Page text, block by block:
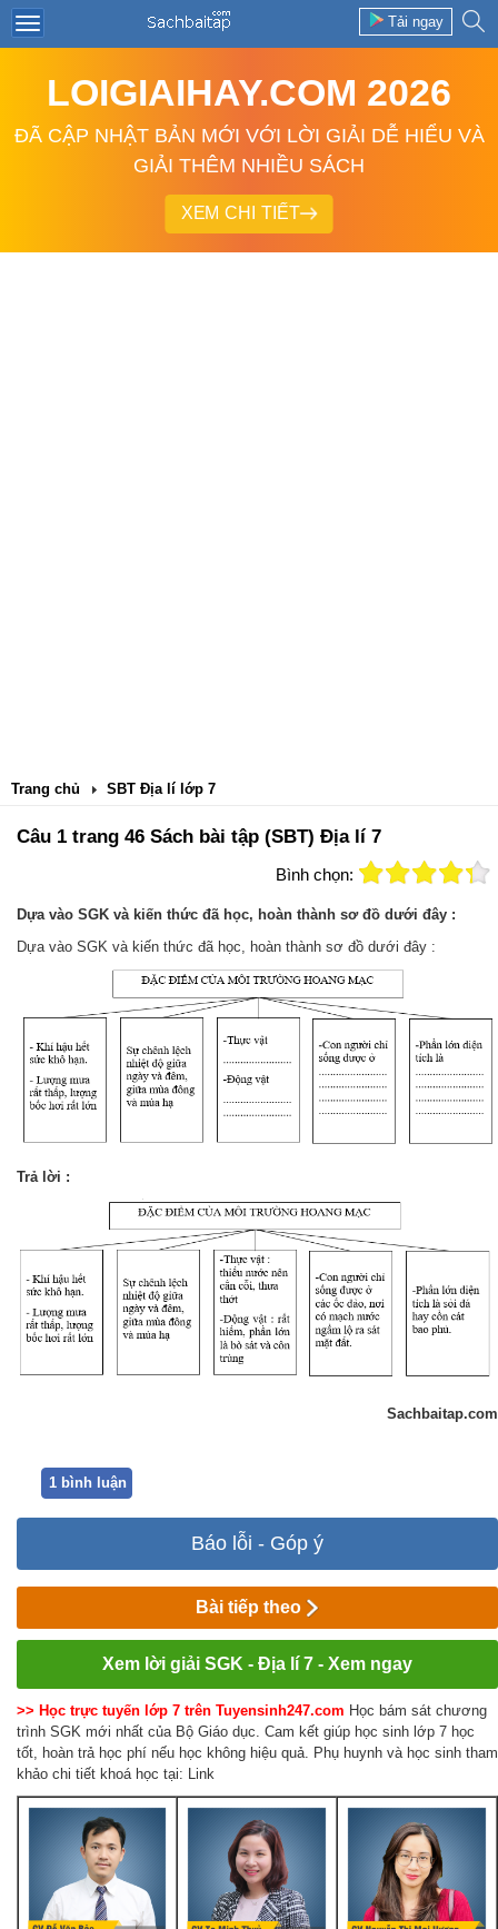
Tải ngay
LOIGIAIHAY.COM 2026
ĐÃ CẬP NHẬT BẢN MỚI VỚI LỜI GIẢI DỄ HIỂU VÀ
GIẢI THÊM NHIỀU SÁCH
XEM CHI TIẾT
Trang chủ SBT Địa lí lớp 7
Câu 1 trang 46 Sách bài tập (SBT) Địa lí 7
Bình chọn:
Dựa vào SGK và kiến thức đã học, hoàn thành sơ đồ dưới đây :
Dựa vào SGK và kiến thức đã học, hoàn thành sơ đồ dưới đây :
Trả lời :
Sachbaitap.com
1 bình luận
Báo lỗi - Góp ý
Bài tiếp theo
Xem lời giải SGK - Địa lí 7 - Xem ngay
>> Học trực tuyến lớp 7 trên Tuyensinh247.com Học bám sát chương
trình SGK mới nhất của Bộ Giáo dục. Cam kết giúp học sinh lớp 7 học
tốt, hoàn trả học phí nếu học không hiệu quả. Phụ huynh và học sinh tham
khảo chi tiết khoá học tại: Link